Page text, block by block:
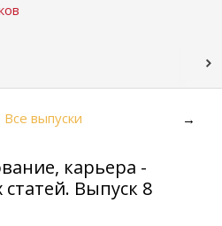
Все выпуски →
карьера -
Выпуск 8